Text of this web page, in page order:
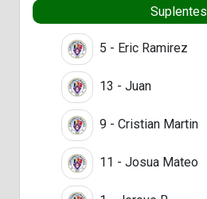
Suplentes
5 - Eric Ramirez
13 - Juan
9 - Cristian Martin
11 - Josua Mateo